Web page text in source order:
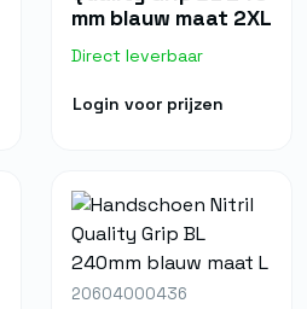
mm blauw maat 2XL
Direct leverbaar
Login voor prijzen
20604000436